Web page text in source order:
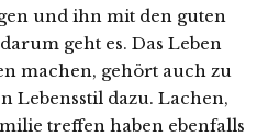
und ihn mit den guten
geht es. Das Leben
machen, gehört auch zu
Lebensstil dazu. Lachen,
treffen haben ebenfalls